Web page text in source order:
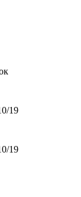
19
19